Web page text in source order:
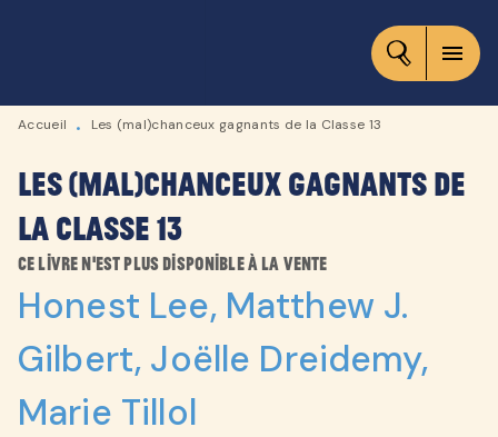
CONTENU
menu
Accueil • Les (mal)chanceux gagnants de la Classe 13
Les (mal)chanceux gagnants de
la Classe 13
Ce livre n'est plus disponible à la vente
Honest Lee, Matthew J.
Gilbert, Joëlle Dreidemy,
Marie Tillol